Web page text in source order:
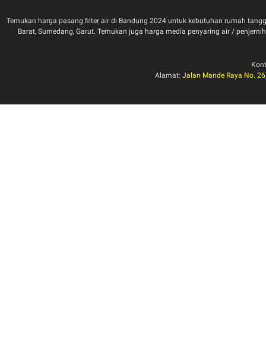
Temukan harga pasang filter air di Bandung 2024 untuk kebutuhan rumah
Barat, Sumedang, Garut. Temukan juga harga media penyaring air /
Alamat: Jalan Mande Raya No.